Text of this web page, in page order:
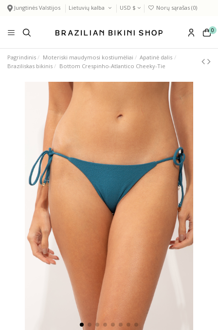
Jungtinės Valstijos Lietuvių kalba USD $ Norų sąrašas (0)
0
Pagrindinis Moteriski maudymosi kostiumėliai
Apatinė dalis
Braziliskas bikinis
Bottom Crespinho-Atlantico Cheeky-Tie